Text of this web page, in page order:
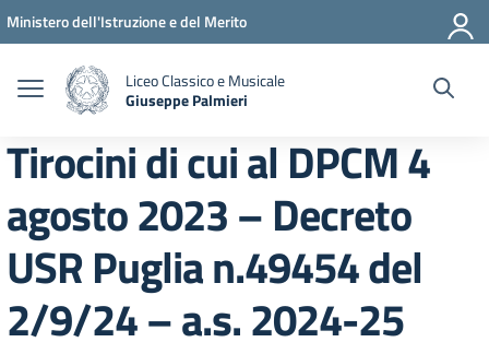
Vai ai contenuti
Vai al menu di navigazione
Vai al footer
Ministero dell'Istruzione e del Merito
Liceo Classico e Musicale
Giuseppe Palmieri
Tirocini di cui al DPCM 4
agosto 2023 – Decreto
USR Puglia n.49454 del
2/9/24 – a.s. 2024-25